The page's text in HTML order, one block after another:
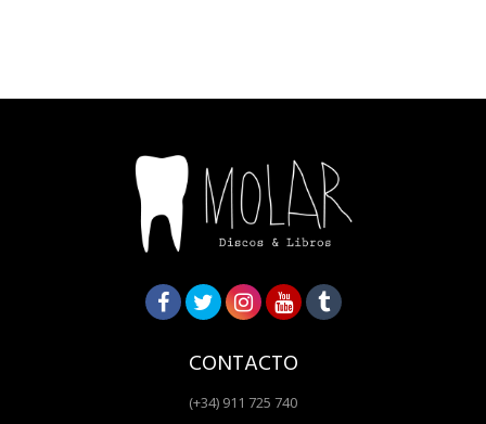
CONTACTO
(+34) 911 725 740